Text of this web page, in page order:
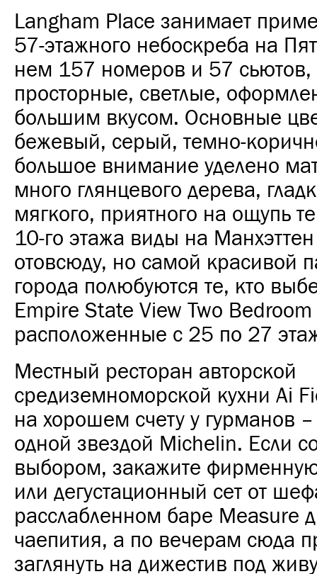
Langham Place занимает
57-этажного небоскреба на
нем 157 номеров и 57 сьютов,
просторные, светлые,
большим вкусом. Основные
бежевый, серый, темно-
большое внимание уделено
много глянцевого дерева,
мягкого, приятного на ощупь
10-го этажа виды на
отовсюду, но самой красивой
города полюбуются те, кто
Empire State View Two
расположенные с 25 по 27
Местный ресторан авторской
средиземноморской кухни Ai
на хорошем счету у гурманов
одной звездой Michelin. Если
выбором, закажите
или дегустационный сет от
расслабленном баре Measure
чаепития, а по вечерам сюда
заглянуть на дижестив под